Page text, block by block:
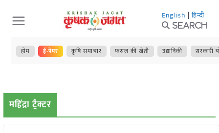
Skip
to
content
English | हिन्दी
Search
होम ई-पेपर कृषि समाचार फसल की खेती उद्यानिकी सरकारी
महिंद्रा ट्रैक्टर